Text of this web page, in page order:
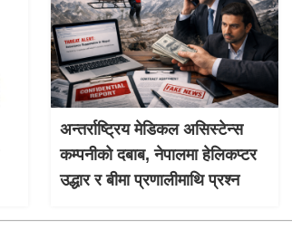
अन्तर्राष्ट्रिय मेडिकल असिस्टेन्स
कम्पनीको दबाब, नेपालमा हेलिकप्टर
उद्धार र बीमा प्रणालीमाथि प्रश्न